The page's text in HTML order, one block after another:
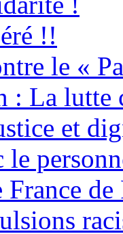
!!
le «
: La lutte
et
le
de